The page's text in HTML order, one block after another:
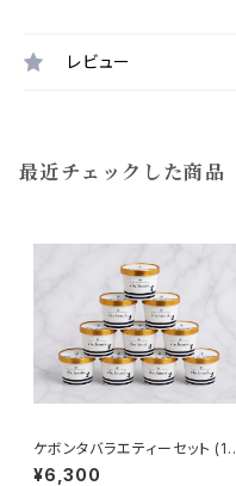
レビュー
最近チェックした商品
ケボンタバラエティーセット (12
種類セット)
¥6,300